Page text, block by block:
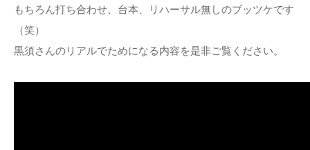
もちろん打ち合わせ、台本、リハーサル無しのブッツケです
（笑）
黒須さんのリアルでためになる内容を是非ご覧ください。